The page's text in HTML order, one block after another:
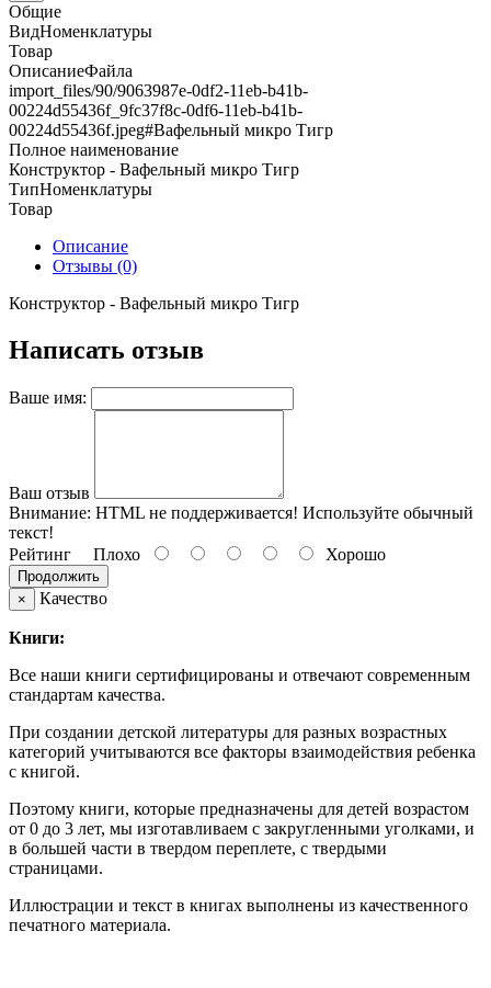
Общие
ВидНоменклатуры
Товар
ОписаниеФайла
import_files/90/9063987e-0df2-11eb-b41b-
00224d55436f_9fc37f8c-0df6-11eb-b41b-
00224d55436f.jpeg#Вафельный микро Тигр
Полное наименование
Конструктор - Вафельный микро Тигр
ТипНоменклатуры
Товар
Описание
Отзывы (0)
Конструктор - Вафельный микро Тигр
Написать отзыв
Ваше имя:
Ваш отзыв
Внимание: HTML не поддерживается! Используйте обычный
текст!
Рейтинг Плохо Хорошо
Продолжить
×
Качество
Книги:
Все наши книги сертифицированы и отвечают современным
стандартам качества.
При создании детской литературы для разных возрастных
категорий учитываются все факторы взаимодействия ребенка
с книгой.
Поэтому книги, которые предназначены для детей возрастом
от 0 до 3 лет, мы изготавливаем с закругленными уголками, и
в большей части в твердом переплете, с твердыми
страницами.
Иллюстрации и текст в книгах выполнены из качественного
печатного материала.